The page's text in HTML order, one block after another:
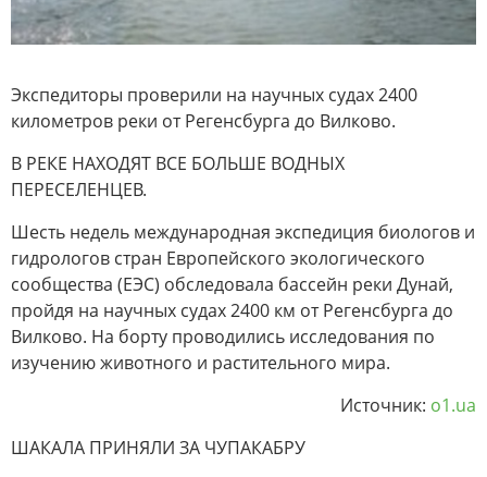
Экспедиторы проверили на научных судах 2400
километров реки от Регенсбурга до Вилково.
В РЕКЕ НАХОДЯТ ВСЕ БОЛЬШЕ ВОДНЫХ
ПЕРЕСЕЛЕНЦЕВ.
Шесть недель международная экспедиция биологов и
гидрологов стран Европейского экологического
сообщества (ЕЭС) обследовала бассейн реки Дунай,
пройдя на научных судах 2400 км от Регенсбурга до
Вилково. На борту проводились исследования по
изучению животного и растительного мира.
Источник: o1.ua
ШАКАЛА ПРИНЯЛИ ЗА ЧУПАКАБРУ